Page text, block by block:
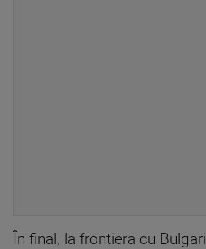
În final, la frontiera cu